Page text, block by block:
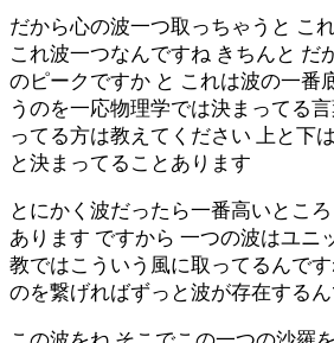
だから心の波一つ取っちゃうと こ
これ波一つなんですね きちんと だ
のピークですか と これは波の一番
うのを一応物理学では決まってる
ってる方は教えてください 上と下
と決まってることあります
とにかく波だったら一番高いとこ
あります ですから 一つの波はユニ
教ではこういう風に取ってるんで
のを繋げればずっと波が存在する